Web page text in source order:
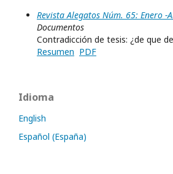
Revista Alegatos Núm. 65: Enero -
Documentos
Contradicción de tesis: ¿de que
Resumen PDF
Idioma
English
Español (España)